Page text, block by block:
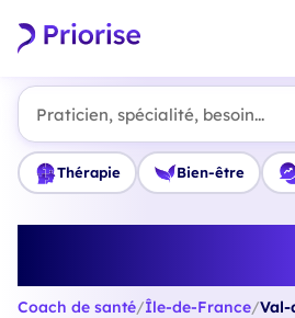
Praticien, spécialité, besoin...
Thérapie Bien-être
Coach de santé/Île-de-France/Val-